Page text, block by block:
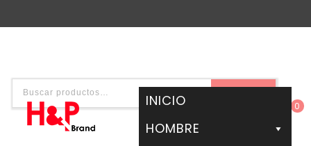
0
INICIO
HOMBRE